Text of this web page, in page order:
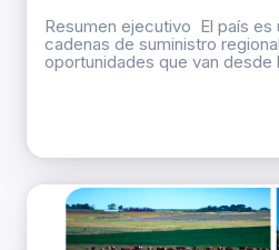
Resumen ejecutivo El país es
cadenas de suministro
oportunidades que van desde